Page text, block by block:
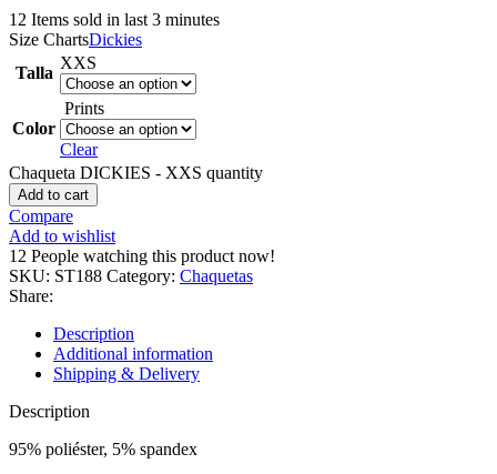
12 Items sold in last 3 minutes
Size ChartsDickies
Talla
XXS
Color
Prints
Clear
Chaqueta DICKIES - XXS quantity
Add to cart
Compare
Add to wishlist
12 People watching this product now!
SKU: ST188 Category: Chaquetas
Share:
Description
Additional information
Shipping & Delivery
Description
95% poliéster, 5% spandex